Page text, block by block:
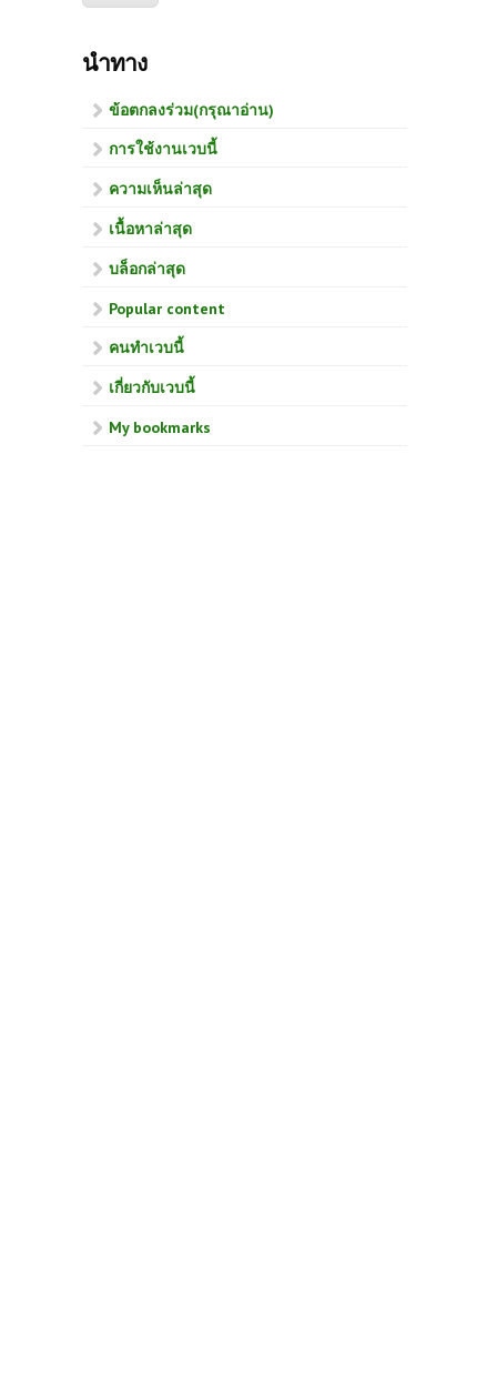
นำทาง
ข้อตกลงร่วม(กรุณาอ่าน)
การใช้งานเวบนี้
ความเห็นล่าสุด
เนื้อหาล่าสุด
บล็อกล่าสุด
Popular content
คนทำเวบนี้
เกี่ยวกับเวบนี้
My bookmarks